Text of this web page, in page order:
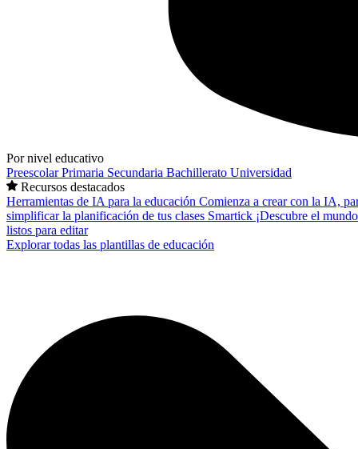
Por nivel educativo
PreescolarPrimaria Secundaria Bachillerato Universidad
Recursos destacados
Herramientas de IA para la educación Comienza a crear con la IA,
simplificar la planificación de tus clases Smartick ¡Descubre el
listos para editar
Explorar todas las plantillas de educación